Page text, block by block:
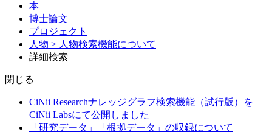
本
博士論文
プロジェクト
人物 > 人物検索機能について
詳細検索
閉じる
CiNii Researchナレッジグラフ検索機能（試行版）を
CiNii Labsにて公開しました
「研究データ」「根拠データ」の収録について